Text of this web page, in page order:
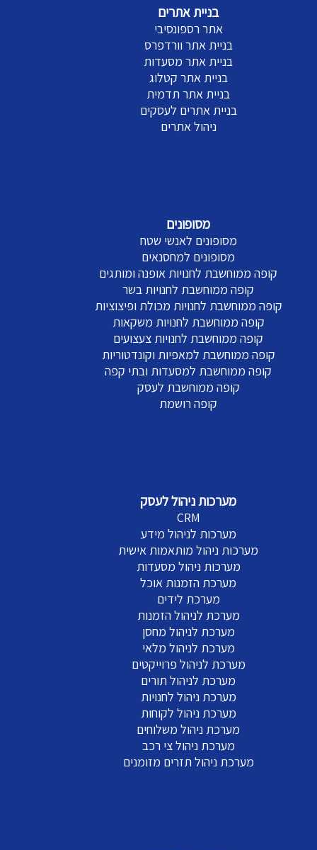
בניית אתרים
אתר רספונסיבי
בניית אתר וורדפרס
בניית אתר מסעדות
בניית אתר קטלוג
בניית אתר תדמית
בניית אתרים לעסקים
ניהול אתרים
מסופונים
מסופונים לאנשי שטח
מסופונים למחסנאים
קופה ממוחשבת לחנויות אופנה ומותגים
קופה ממוחשבת לחנויות בשר
קופה ממוחשבת לחנויות מכולת ופיצוציות
קופה ממוחשבת לחנויות משקאות
קופה ממוחשבת לחנויות צעצועים
קופה ממוחשבת למאפיות וקונדטוריות
קופה ממוחשבת למסעדות ובתי קפה
קופה ממוחשבת לעסק
קופה רושמת
מערכות ניהול לעסק
CRM
מערכות לניהול מידע
מערכות ניהול מותאמות אישית
מערכות ניהול מסעדות
מערכת הזמנות אוכל
מערכת לידים
מערכת לניהול הזמנות
מערכת לניהול מחסן
מערכת לניהול מלאי
מערכת לניהול פרוייקטים
מערכת לניהול תורים
מערכת ניהול לחנויות
מערכת ניהול לקוחות
מערכת ניהול משלוחים
מערכת ניהול צי רכב
מערכת ניהול תזרים מזומנים